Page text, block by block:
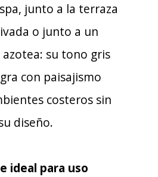
junto a la terraza
o junto a un
su tono gris
con paisajismo
costeros sin
diseño.
ideal para uso